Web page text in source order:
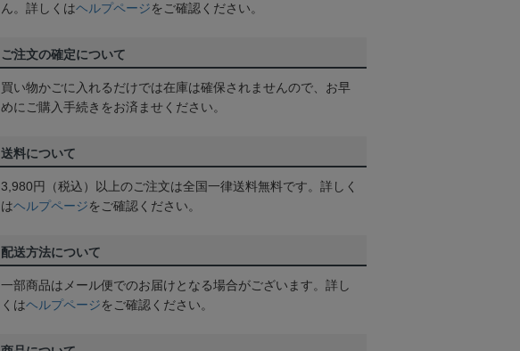
ん。詳しくはヘルプページをご確認ください。
ご注文の確定について
買い物かごに入れるだけでは在庫は確保されませんので、お早
めにご購入手続きをお済ませください。
送料について
3,980円（税込）以上のご注文は全国一律送料無料です。詳しく
はヘルプページをご確認ください。
配送方法について
一部商品はメール便でのお届けとなる場合がございます。詳し
くはヘルプページをご確認ください。